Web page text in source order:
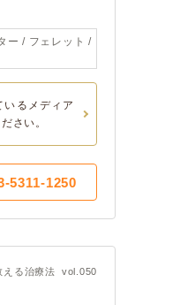
ー / フェレット /
いるメディア
さい。
5311-1250
える治療法 vol.050